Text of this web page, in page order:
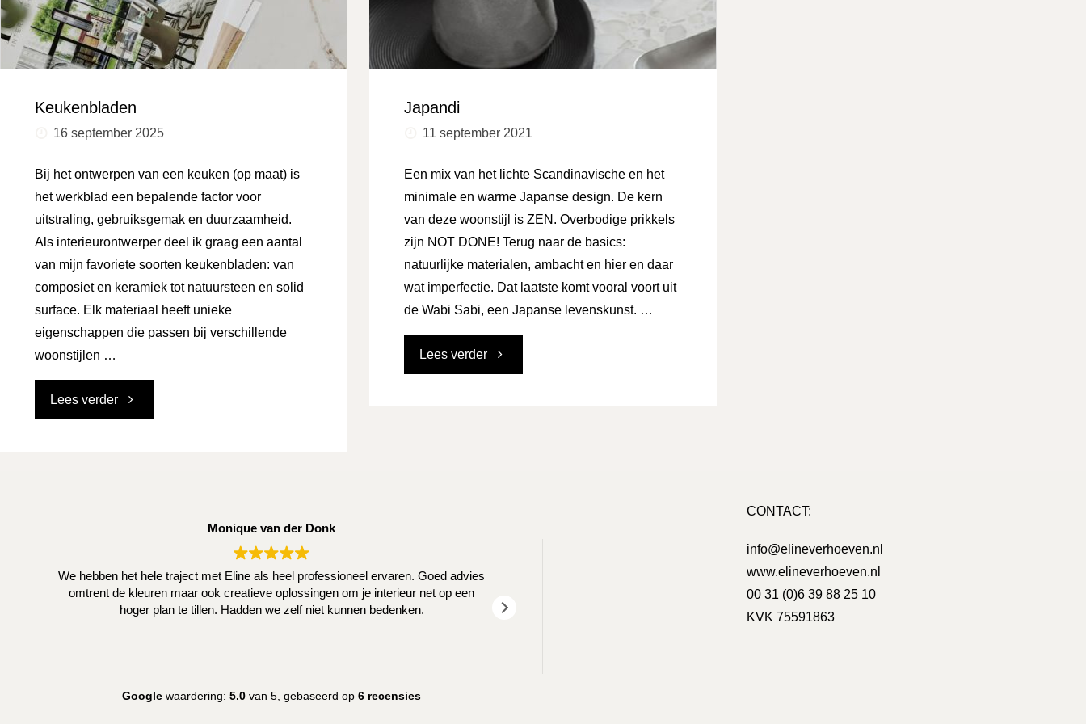
Keukenbladen
16 september 2025
Bij het ontwerpen van een keuken (op maat) is
het werkblad een bepalende factor voor
uitstraling, gebruiksgemak en duurzaamheid.
Als interieurontwerper deel ik graag een aantal
van mijn favoriete soorten keukenbladen: van
composiet en keramiek tot natuursteen en solid
surface. Elk materiaal heeft unieke
eigenschappen die passen bij verschillende
woonstijlen …
Lees verder"Keukenbladen"
Japandi
11 september 2021
Een mix van het lichte Scandinavische en het
minimale en warme Japanse design. De kern
van deze woonstijl is ZEN. Overbodige prikkels
zijn NOT DONE! Terug naar de basics:
natuurlijke materialen, ambacht en hier en daar
wat imperfectie. Dat laatste komt vooral voort uit
de Wabi Sabi, een Japanse levenskunst. …
Lees verder"Japandi"
Monique van der Donk
We hebben het hele traject met Eline als heel professioneel ervaren. Goed advies
omtrent de kleuren maar ook creatieve oplossingen om je interieur net op een
hoger plan te tillen. Hadden we zelf niet kunnen bedenken.
We waren opzoek naar een nieuw logo / nieuwe huisstijl, hierbij heeft Eline ons
goed geholpen! We zijn erg blij met het resultaat!
Google waardering: 5.0 van 5, gebaseerd op 6 recensies
CONTACT:
info@elineverhoeven.nl
www.elineverhoeven.nl
00 31 (0)6 39 88 25 10
KVK 75591863